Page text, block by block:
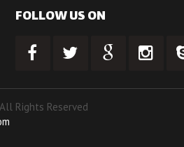
FOLLOW US ON
Rights Reserved